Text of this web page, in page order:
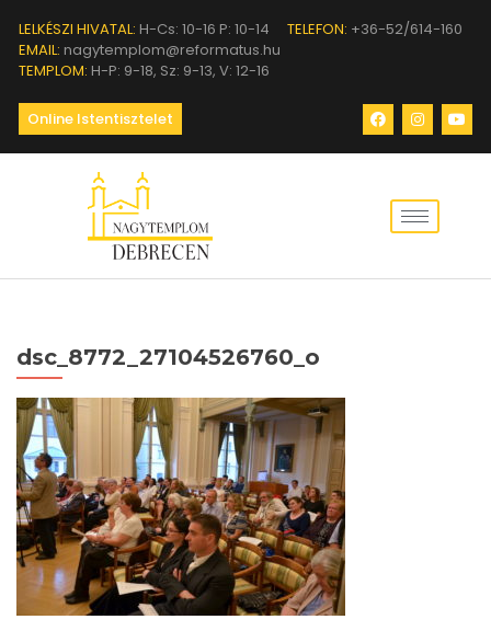
LELKÉSZI HIVATAL: H-Cs: 10-16 P: 10-14 TELEFON: +36-52/614-160
EMAIL: nagytemplom@reformatus.hu
TEMPLOM: H-P: 9-18, Sz: 9-13, V: 12-16
Online Istentisztelet
dsc_8772_27104526760_o